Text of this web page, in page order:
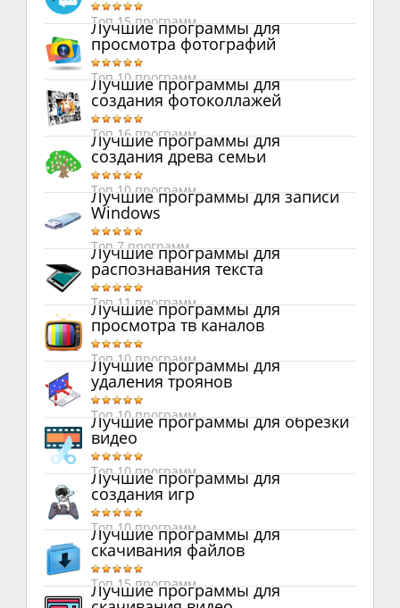
Топ 15 программ
Лучшие программы для
просмотра фотографий
Топ 10 программ
Лучшие программы для
создания фотоколлажей
Топ 16 программ
Лучшие программы для
создания древа семьи
Топ 10 программ
Лучшие программы для записи
Windows
Топ 7 программ
Лучшие программы для
распознавания текста
Топ 11 программ
Лучшие программы для
просмотра тв каналов
Топ 10 программ
Лучшие программы для
удаления троянов
Топ 10 программ
Лучшие программы для обрезки
видео
Топ 10 программ
Лучшие программы для
создания игр
Топ 10 программ
Лучшие программы для
скачивания файлов
Топ 15 программ
Лучшие программы для